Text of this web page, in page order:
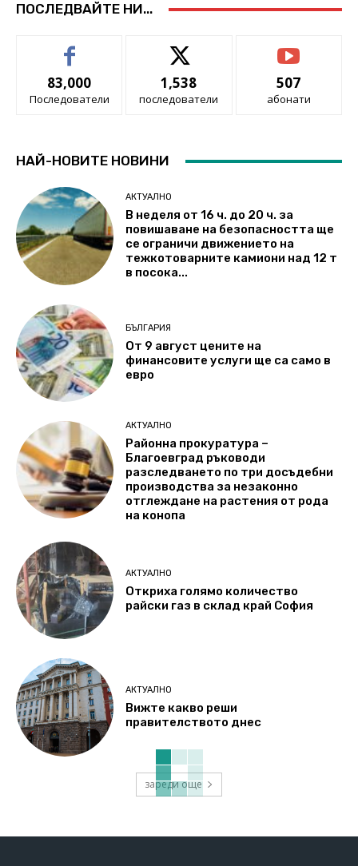
ПОСЛЕДВАЙТЕ НИ...
83,000
Последователи
1,538
последователи
507
абонати
НАЙ-НОВИТЕ НОВИНИ
АКТУАЛНО
В неделя от 16 ч. до 20 ч. за
повишаване на безопасността ще
се ограничи движението на
тежкотоварните камиони над 12 т
в посока...
БЪЛГАРИЯ
От 9 август цените на
финансовите услуги ще са само в
евро
АКТУАЛНО
Районна прокуратура –
Благоевград ръководи
разследването по три досъдебни
производства за незаконно
отглеждане на растения от рода
на конопа
АКТУАЛНО
Откриха голямо количество
райски газ в склад край София
АКТУАЛНО
Вижте какво реши
правителството днес
зареди още